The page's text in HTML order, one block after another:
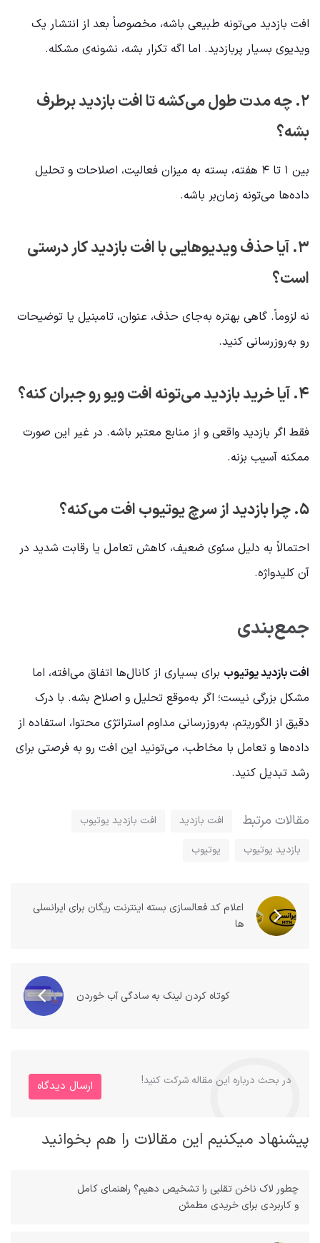
افت بازدید می‌تونه طبیعی باشه، مخصوصاً بعد از انتشار یک
ویدیوی بسیار پربازدید. اما اگه تکرار بشه، نشونه‌ی مشکله.
۲. چه مدت طول می‌کشه تا افت بازدید برطرف
بشه؟
بین ۱ تا ۴ هفته، بسته به میزان فعالیت، اصلاحات و تحلیل
داده‌ها می‌تونه زمان‌بر باشه.
۳. آیا حذف ویدیوهایی با افت بازدید کار درستی
است؟
نه لزوماً. گاهی بهتره به‌جای حذف، عنوان، تامبنیل یا توضیحات
رو به‌روزرسانی کنید.
۴. آیا خرید بازدید می‌تونه افت ویو رو جبران کنه؟
فقط اگر بازدید واقعی و از منابع معتبر باشه. در غیر این صورت
ممکنه آسیب بزنه.
۵. چرا بازدید از سرچ یوتیوب افت می‌کنه؟
احتمالاً به دلیل سئوی ضعیف، کاهش تعامل یا رقابت شدید در
آن کلیدواژه.
جمع‌بندی
افت بازدید یوتیوب برای بسیاری از کانال‌ها اتفاق می‌افته، اما
مشکل بزرگی نیست؛ اگر به‌موقع تحلیل و اصلاح بشه. با درک
دقیق از الگوریتم، به‌روزرسانی مداوم استراتژی محتوا، استفاده از
داده‌ها و تعامل با مخاطب، می‌تونید این افت رو به فرصتی برای
رشد تبدیل کنید.
مقالات مرتبط افت بازدید
افت بازدید یوتیوب
بازدید یوتیوب
یوتیوب
اعلام کد فعالسازی بسته اینترنت ریگان برای ایرانسلی
ها
کوتاه کردن لینک به‌ سادگی آب‌ خوردن
در بحث درباره این مقاله شرکت کنید! ارسال دیدگاه
پیشنهاد میکنیم این مقالات را هم بخوانید
چطور لاک ناخن تقلبی را تشخیص دهیم؟ راهنمای کامل
و کاربردی برای خریدی مطمئن